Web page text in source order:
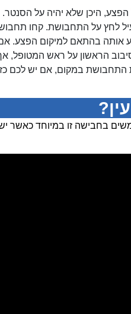
היכן שלא יהיה על הסנטר.
לחץ על התחבושת. קחו
אותה בהתאם למיקום
הראשון על ראש המטופל,
התחבושת במקום, אם יש לכם
בחבישה זו במיוחד כאשר